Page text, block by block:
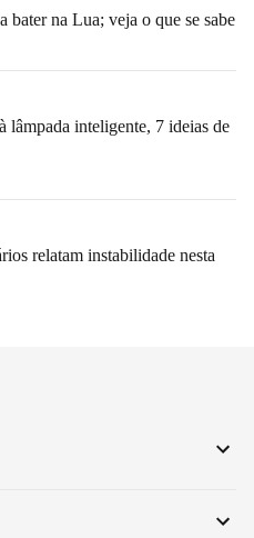
bater na Lua; veja o que se sabe
lâmpada inteligente, 7 ideias de
relatam instabilidade nesta